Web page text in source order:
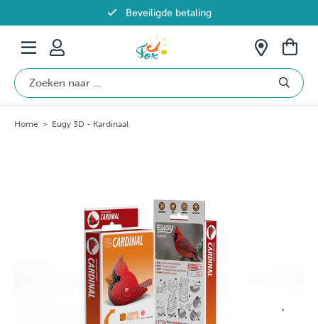
Beveiligde betaling
Gratis verzending vanaf €69 in België
Home > Eugy 3D - Kardinaal